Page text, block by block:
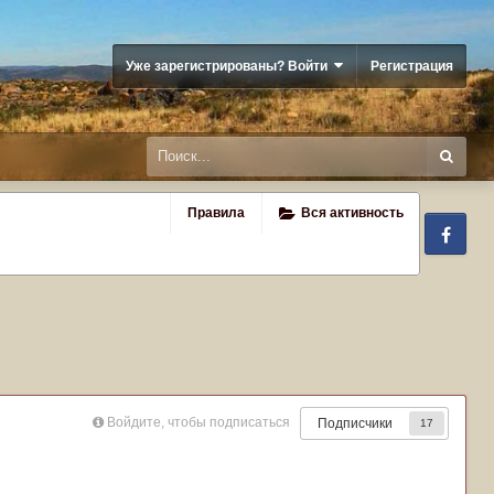
Уже зарегистрированы? Войти Регистрация
Правила Вся активность
Войдите, чтобы подписаться Подписчики 17